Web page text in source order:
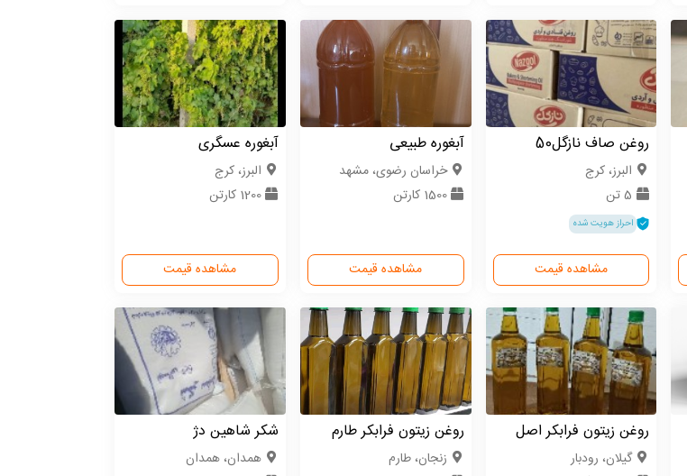
روغن صاف نازگل50
البرز، کرج
5 تن
احراز هویت شده
مشاهده قیمت
آبغوره طبیعی
خراسان رضوی، مشهد
1500 کارتن
مشاهده قیمت
آبغوره عسگری
البرز، کرج
1200 کارتن
مشاهده قیمت
روغن زیتون فرابکر اصل
گیلان، رودبار
روغن زیتون فرابکر طارم
زنجان، طارم
شکر شاهین دژ
همدان، همدان